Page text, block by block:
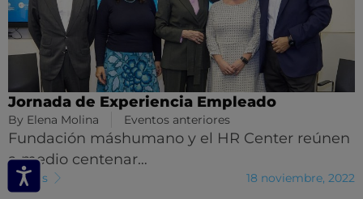
Jornada de Experiencia Empleado
By Elena Molina Eventos anteriores
Fundación máshumano y el HR Center reúnen
a medio centenar…
Details 18 noviembre, 2022